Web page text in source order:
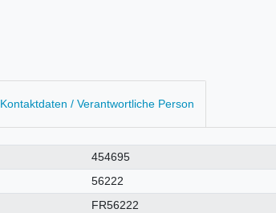
Kontaktdaten / Verantwortliche Person
454695
56222
FR56222